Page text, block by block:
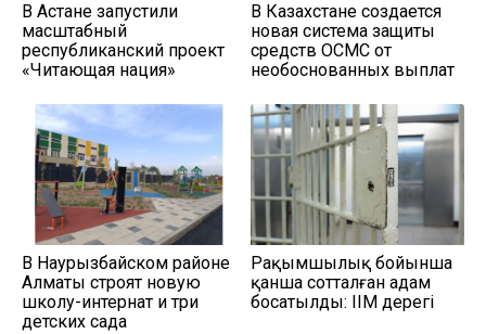
В Астане запустили
масштабный
республиканский проект
«Читающая нация»
В Казахстане создается
новая система защиты
средств ОСМС от
необоснованных выплат
В Наурызбайском районе
Алматы строят новую
школу-интернат и три
детских сада
Рақымшылық бойынша
қанша сотталған адам
босатылды: ІІМ дерегі